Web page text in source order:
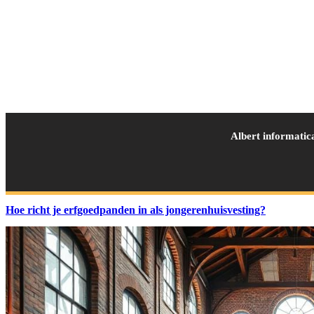
Albert
Hoe richt je erfgoedpanden in als jongerenhuisvesting?